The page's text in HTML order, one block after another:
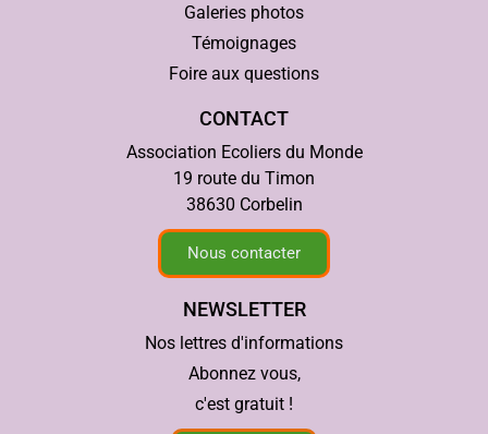
Galeries photos
Témoignages
Foire aux questions
CONTACT
Association Ecoliers du Monde
19 route du Timon
38630 Corbelin
Nous contacter
NEWSLETTER
Nos lettres d'informations
Abonnez vous,
c'est gratuit !